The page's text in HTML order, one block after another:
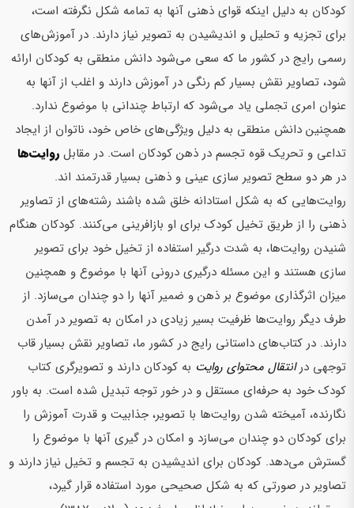
کودکان به دلیل اینکه قوای ذهنی آنها به تمامه شکل نگرفته است،
برای تجزیه و تحلیل و اندیشیدن به تصویر نیاز دارند. در آموزش‌های
رسمی رایج در کشور ما که سعی می‌شود دانش منطقی به کودکان ارائه
شود، تصاویر نقش بسیار کم رنگی در آموزش دارند و اغلب از آنها به
عنوان امری تجملی یاد می‌شود که ارتباط چندانی با موضوع ندارد.
همچنین دانش منطقی به دلیل ویژگی‌های خاص خود، ناتوان از ایجاد
تداعی و تحریک قوه تجسم در ذهن کودکان است. در مقابل روایت‌ها
در هر دو سطح تصویر سازی عینی و ذهنی بسیار قدرتمند اند.
روایت‌هایی که به شکل استادانه خلق شده باشند رشته‌های از تصاویر
ذهنی را از طریق تخیل کودک برای او بازافرینی می‌کنند. کودکان هنگام
شنیدن روایت‌ها، به شدت درگیر استفاده از تخیل خود برای تصویر
سازی هستند و این مسئله درگیری درونی آنها با موضوع و همچنین
میزان اثرگذاری موضوع بر ذهن و ضمیر آنها را دو چندان می‌سازد. از
طرف دیگر روایت‌ها ظرفیت بسیر زیادی در امکان به تصویر در آمدن
دارند. در کتاب‌های داستانی رایج در کشور ما، تصاویر نقش بسیار قاب
توجهی درانتقال محتوای روایت به کودکان دارند و تصویرگری کتاب
کودک خود به حرفه‌ای مستقل و در خور توجه تبدیل شده است. به باور
نگارنده، آمیخته شدن روایت‌ها با تصویر، جذابیت و قدرت آموزش را
برای کودکان دو چندان می‌سازد و امکان در گیری آنها با موضوع را
گسترش می‌دهد. کودکان برای اندیشیدن به تجسم و تخیل نیاز دارند و
تصاویر در صورتی که به شکل صحیحی مورد استفاده قرار گیرد،